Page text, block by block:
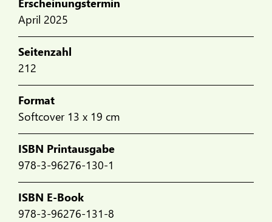
April 2025
Seitenzahl
212
Format
Softcover 13 x 19 cm
ISBN Printausgabe
978-3-96276-130-1
ISBN E-Book
978-3-96276-131-8